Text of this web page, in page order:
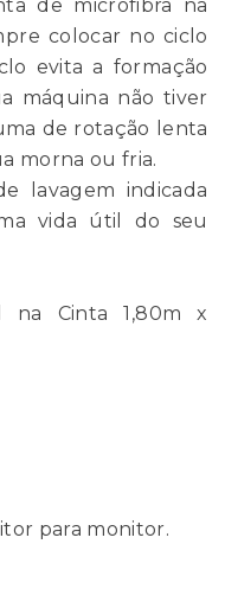
de microfibra na
colocar no ciclo
evita a formação
máquina não tiver
de rotação lenta
morna ou fria.
lavagem indicada
vida útil do seu
na Cinta 1,80m x
para monitor.